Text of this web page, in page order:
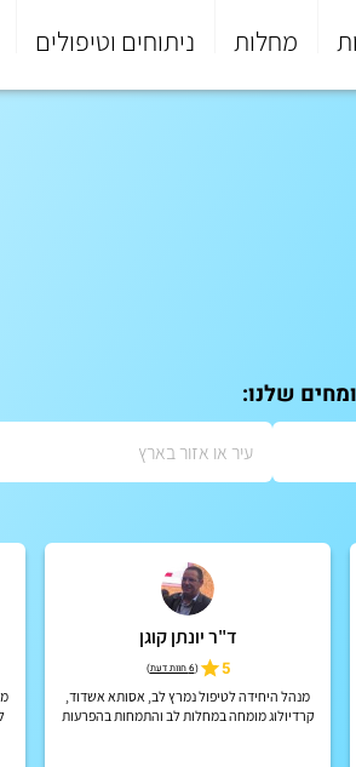
מחלות ניתוחים וטיפולים
שלנו:
ד"ר יונתן קוגן
5
(6 חוות דעת )
מנהל היחידה לטיפול נמרץ לב, אסותא אשדוד,
קרדיולוג מומחה במחלות לב והתמחות בהפרעות